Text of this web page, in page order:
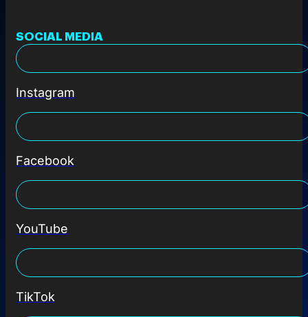
SOCIAL MEDIA
Instagram
Facebook
YouTube
TikTok